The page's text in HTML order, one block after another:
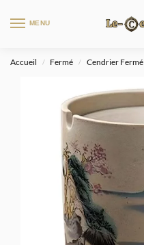
MENU
Accueil / Fermé / Cendrier Fermé